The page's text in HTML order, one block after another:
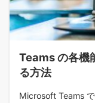
Teams の各機
る方法
Microsoft Teams